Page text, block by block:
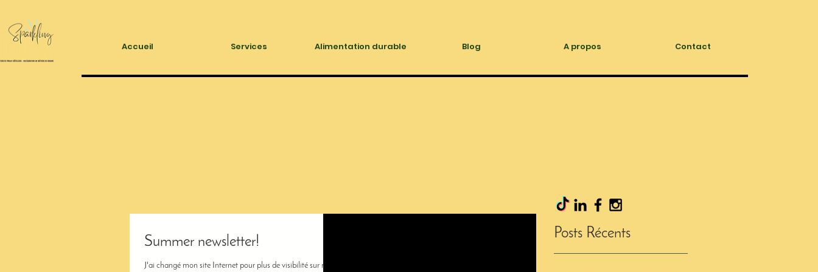
Accueil Services Alimentation durable Blog A propos Contact
Summer newsletter!
J'ai changé mon site Internet pour plus de visibilité sur mes
Posts Récents